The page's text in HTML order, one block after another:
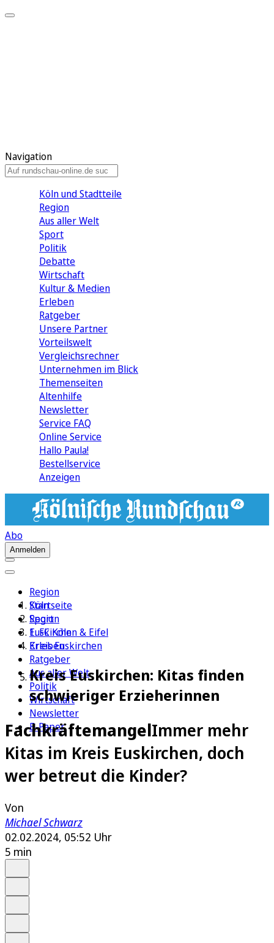
Navigation
Köln und Stadtteile
Region
Aus aller Welt
Sport
Politik
Debatte
Wirtschaft
Kultur & Medien
Erleben
Ratgeber
Unsere Partner
Vorteilswelt
Vergleichsrechner
Unternehmen im Blick
Themenseiten
Altenhilfe
Newsletter
Service FAQ
Online Service
Hallo Paula!
Bestellservice
Anzeigen
Abo
Anmelden
Region
Köln
Sport
1. FC Köln
Erleben
Ratgeber
Aus aller Welt
Politik
Wirtschaft
Newsletter
E-Paper
Startseite
Region
Euskirchen & Eifel
Kreis Euskirchen
Kreis Euskirchen: Kitas finden
schwieriger Erzieherinnen
FachkräftemangelImmer mehr
Kitas im Kreis Euskirchen, doch
wer betreut die Kinder?
Von
Michael Schwarz
02.02.2024, 05:52 Uhr
5 min